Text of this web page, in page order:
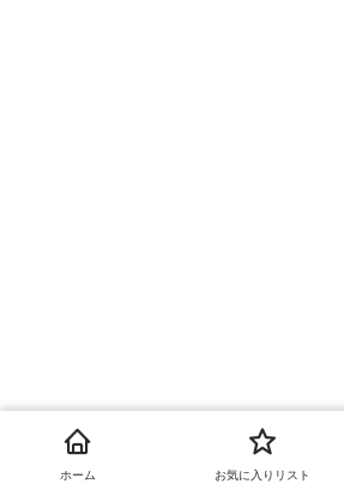
Ｓ−Ｆｏｒｃｅ ドッグ・
商品を報告
ホーム お気に入りリスト